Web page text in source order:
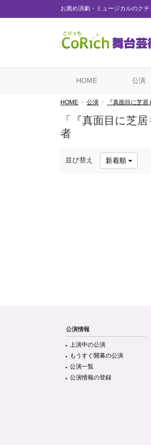
お薦め演劇・ミュージカルのク
HOME 公演
HOME 公演 『真面目に芝
「『真面目に芝
者
並び替え 新着順
公演情報
上演中の公演
もうすぐ開幕の公演
公演一覧
公演情報の登録